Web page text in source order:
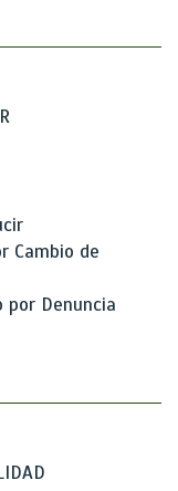
Cambio de
por Denuncia